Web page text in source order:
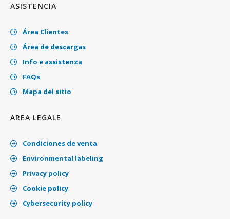
ASISTENCIA
Área Clientes
Área de descargas
Info e assistenza
FAQs
Mapa del sitio
AREA LEGALE
Condiciones de venta
Environmental labeling
Privacy policy
Cookie policy
Cybersecurity policy